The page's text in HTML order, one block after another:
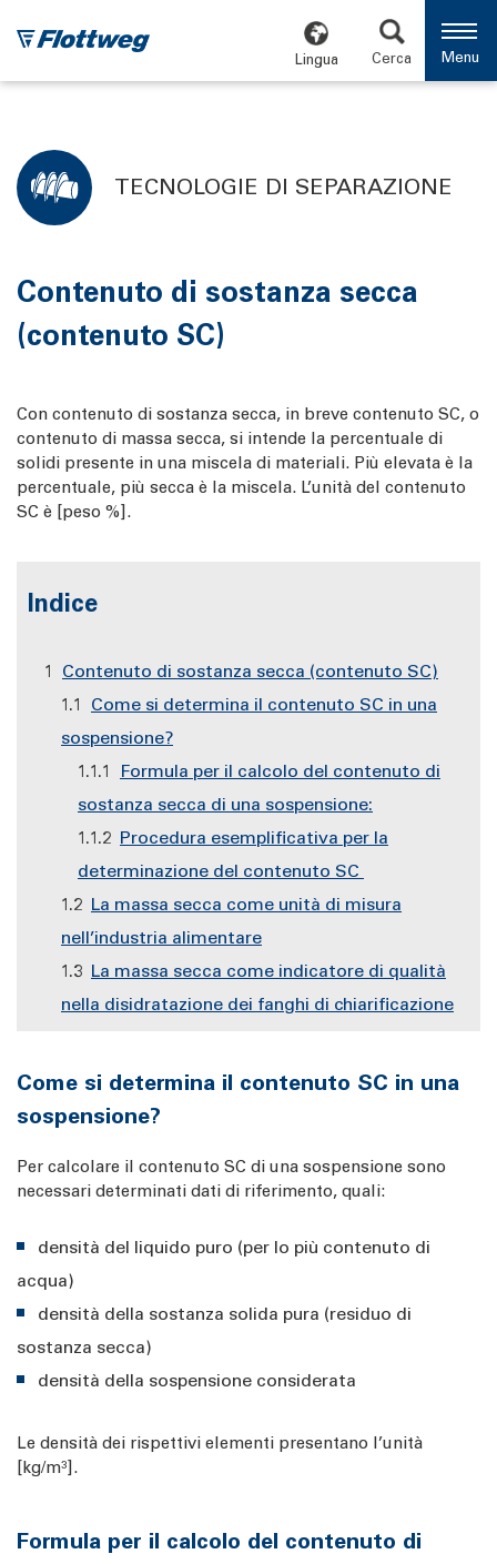
Lingua Cerca Menu
TECNOLOGIE DI SEPARAZIONE
Contenuto di sostanza secca
(contenuto SC)
Con contenuto di sostanza secca, in breve contenuto SC, o
contenuto di massa secca, si intende la percentuale di
solidi presente in una miscela di materiali. Più elevata è la
percentuale, più secca è la miscela. L’unità del contenuto
SC è [peso %].
Indice
Contenuto di sostanza secca (contenuto SC)
Come si determina il contenuto SC in una
sospensione?
Formula per il calcolo del contenuto di
sostanza secca di una sospensione:
Procedura esemplificativa per la
determinazione del contenuto SC
La massa secca come unità di misura
nell’industria alimentare
La massa secca come indicatore di qualità
nella disidratazione dei fanghi di chiarificazione
Come si determina il contenuto SC in una
sospensione?
Per calcolare il contenuto SC di una sospensione sono
necessari determinati dati di riferimento, quali:
densità del liquido puro (per lo più contenuto di
acqua)
densità della sostanza solida pura (residuo di
sostanza secca)
densità della sospensione considerata
Le densità dei rispettivi elementi presentano l’unità
[kg/m³].
Formula per il calcolo del contenuto di